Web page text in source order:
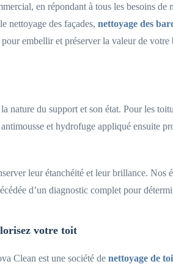
en répondant à tous les besoins
nettoyage des façades, nettoyage des
embellir et préserver la valeur de votre
du support et son état. Pour les
et hydrofuge appliqué ensuite
leur étanchéité et leur brillance.
d’un diagnostic complet pour
votre toit
Clean est une société de nettoyage de